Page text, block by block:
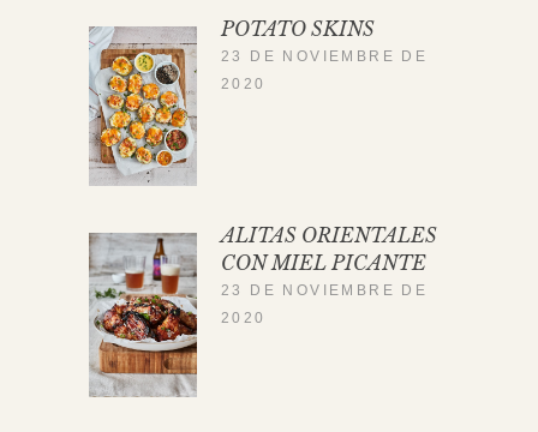
POTATO SKINS
23 DE NOVIEMBRE DE
2020
ALITAS ORIENTALES
CON MIEL PICANTE
23 DE NOVIEMBRE DE
2020